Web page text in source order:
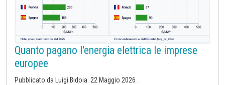
Quanto pagano l'energia elettrica le imprese
europee
Pubblicato da Luigi Bidoia. 22 Maggio 2026 .